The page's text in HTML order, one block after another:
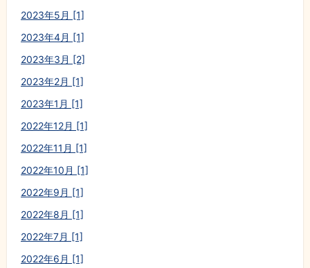
2023年5月 [1]
2023年4月 [1]
2023年3月 [2]
2023年2月 [1]
2023年1月 [1]
2022年12月 [1]
2022年11月 [1]
2022年10月 [1]
2022年9月 [1]
2022年8月 [1]
2022年7月 [1]
2022年6月 [1]